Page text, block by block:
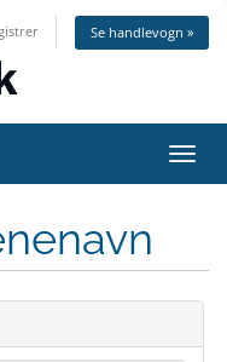
Se handlevogn »
Bytt